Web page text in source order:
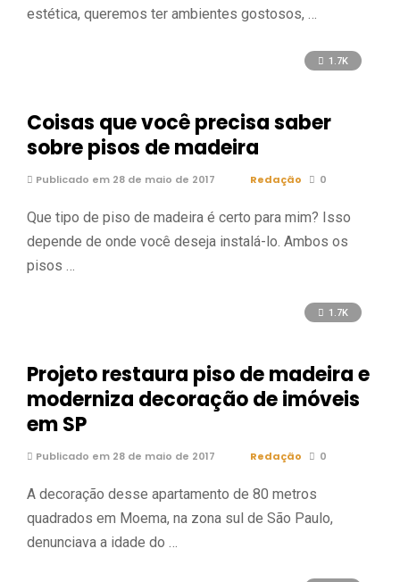
estética, queremos ter ambientes gostosos, …
1.7K
Coisas que você precisa saber
sobre pisos de madeira
Publicado em 28 de maio de 2017 Redação 0
Que tipo de piso de madeira é certo para mim? Isso
depende de onde você deseja instalá-lo. Ambos os
pisos …
1.7K
Projeto restaura piso de madeira e
moderniza decoração de imóveis
em SP
Publicado em 28 de maio de 2017 Redação 0
A decoração desse apartamento de 80 metros
quadrados em Moema, na zona sul de São Paulo,
denunciava a idade do …